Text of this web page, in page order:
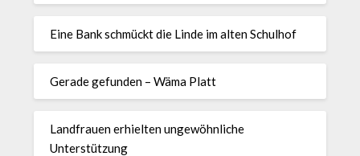
Eine Bank schmückt die Linde im alten Schulhof
Gerade gefunden – Wäma Platt
Landfrauen erhielten ungewöhnliche
Unterstützung